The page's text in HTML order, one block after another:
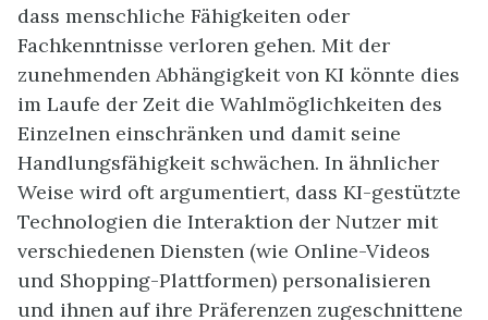
dass menschliche Fähigkeiten oder
Fachkenntnisse verloren gehen. Mit der
zunehmenden Abhängigkeit von KI könnte dies
im Laufe der Zeit die Wahlmöglichkeiten des
Einzelnen einschränken und damit seine
Handlungsfähigkeit schwächen. In ähnlicher
Weise wird oft argumentiert, dass KI-gestützte
Technologien die Interaktion der Nutzer mit
verschiedenen Diensten (wie Online-Videos
und Shopping-Plattformen) personalisieren
und ihnen auf ihre Präferenzen zugeschnittene